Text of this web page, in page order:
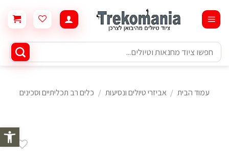
פתח
content
חיפוש
עבור:
עמוד הבית / אביזרי טיולים ונסיעות / כלים רב תכליתיים וסכינים